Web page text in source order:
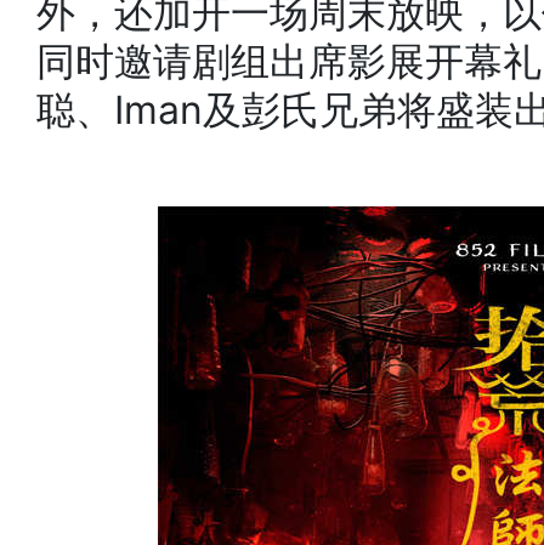
外，还加开一场周末放映，
同时邀请剧组出席影展开幕
聪、Iman及彭氏兄弟将盛装